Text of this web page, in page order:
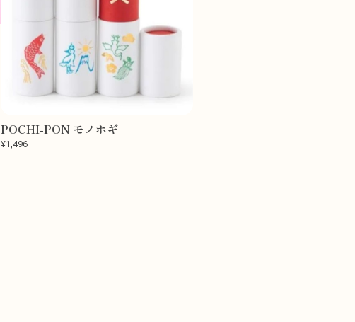
POCHI-PON モノホギ
¥1,496